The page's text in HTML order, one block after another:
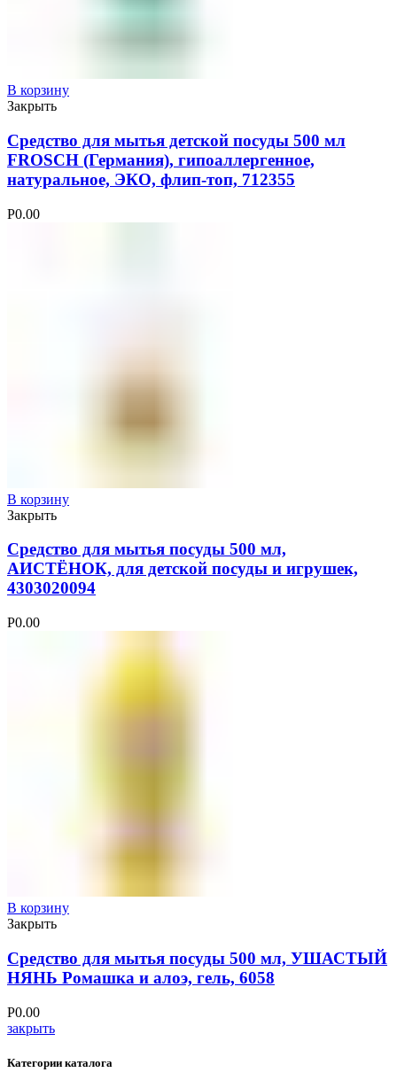
В корзину
Закрыть
Средство для мытья детской посуды 500 мл
FROSCH (Германия), гипоаллергенное,
натуральное, ЭКО, флип-топ, 712355
Р0.00
В корзину
Закрыть
Средство для мытья посуды 500 мл,
АИСТЁНОК, для детской посуды и игрушек,
4303020094
Р0.00
В корзину
Закрыть
Средство для мытья посуды 500 мл, УШАСТЫЙ
НЯНЬ Ромашка и алоэ, гель, 6058
Р0.00
закрыть
Категории каталога